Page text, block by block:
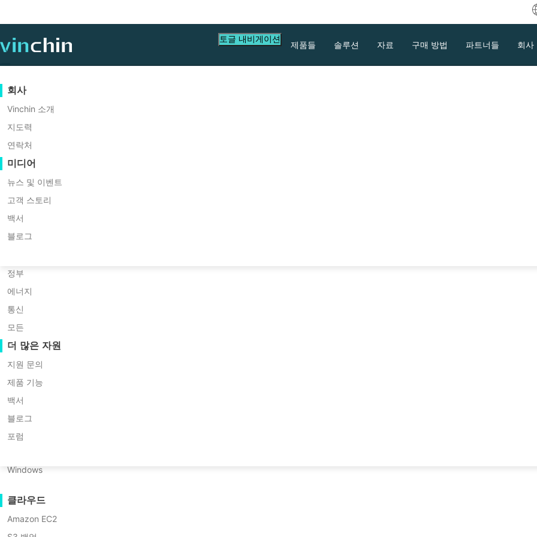
제품들 솔루션 자료 구매 방법 파트너들 회사
데이터 보호
백업 및 복구
실시간 복제
연속 데이터 보호
원격 복사
아카이빙
작업 오케스트레이션
워크로드 이동성
V2V 마이그레이션
P2P 마이그레이션
C2C 마이그레이션
C2V 마이그레이션
P2C 마이그레이션
복구 가능성
VM 복구 검증
OS 복구 검증
대규모 엔드포인트
클라우드로 백업하기
가상
VMware
Hyper-V
Proxmox
XCP-ng
oVirt
H3C CAS/UIS
ZStack
Sangfor HCI
Huawei FusionCompute
Red Hat Virtualization
Oracle OLVM
XenServer/Citrix Hypervisor
KayGrid
InCloud Sphere
Arcfra
FusionOne Compute
NexaVM
물리 서버
Windows
클라우드
Amazon EC2
지원 리소스
지식 베이스
비디오 수첩
도움말 센터
라이브 이벤트
웨비나
라이브 데모
고객 스토리
IT 서비스
정부
에너지
통신
모든
더 많은 자원
지원 문의
제품 기능
백서
블로그
포럼
구입 안내
구매 방법 배우기
라이선스 정책
FAQs
연락처
견적 신청
협력 파트너가 되세요
파트너 프로그램
협력 파트너가 되세요
파트너 찾기
현지 파트너 찾기
이미 파트너인가요?
파트너 포털 로그인
회사
Vinchin 소개
지도력
연락처
미디어
뉴스 및 이벤트
고객 스토리
백서
블로그
토글 내비게이션
목차
Hyper-V VM을 VMware
로 쉽게 마이그레이션
목차: